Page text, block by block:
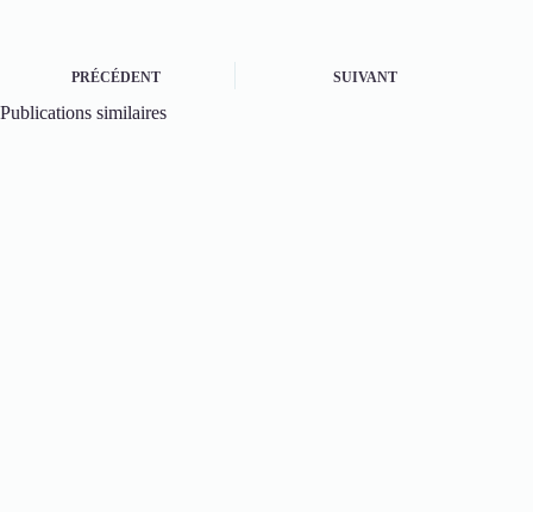
PRÉCÉDENT SUIVANT
Publications similaires